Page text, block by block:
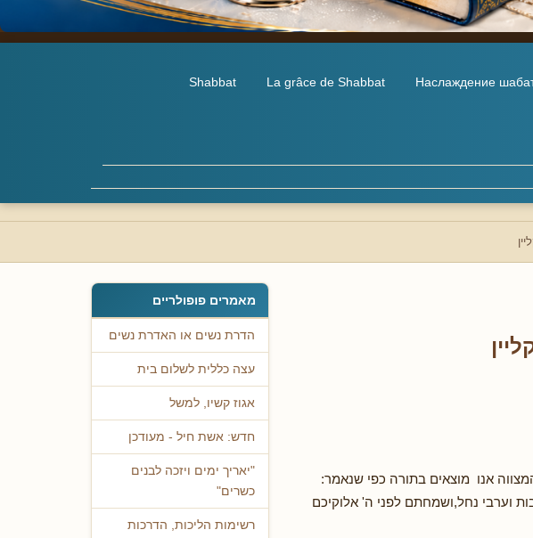
Наслаждение
La grâce de Shabbat
Shabbat
אנו מוצאים בתורה כפי שנאמר:
וערבי נחל,ושמחתם לפני ה' אלוקיכם
מאמרים פופולריים
הדרת נשים או האדרת נשים
עצה כללית לשלום בית
אגוז קשיו, למשל
חדש: אשת חיל - מעודכן
"יאריך ימים ויזכה לבנים
כשרים"
רשימות הליכות, הדרכות